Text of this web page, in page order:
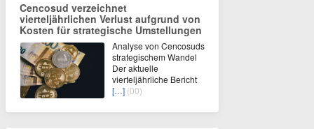
Cencosud verzeichnet
vierteljährlichen Verlust aufgrund von
Kosten für strategische Umstellungen
Analyse von Cencosuds
strategischem Wandel
Der aktuelle
vierteljährliche Bericht
[…] (00)